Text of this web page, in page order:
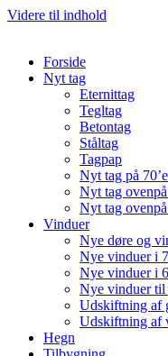
Videre til indhold
Forside
Nyt tag
Eternittag
Tegltag
Betontag
Ståltag
Tagpap
Nyt tag på
Nyt tag
Nyt tag ovenpå
Vinduer
Nye døre og
Nye vinduer i
Nye vinduer i
Nye vinduer til
Udskiftning af
Udskiftning af
Hegn